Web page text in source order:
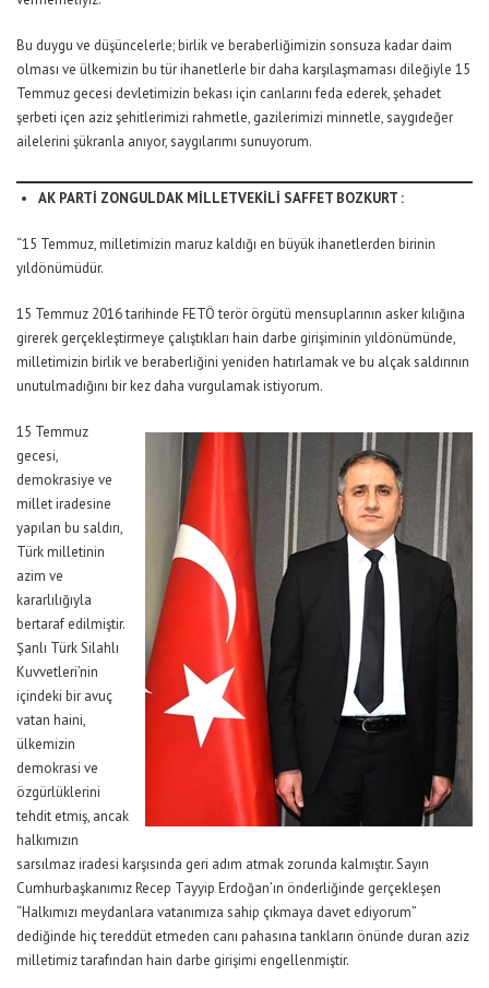
Bu duygu ve düşüncelerle; birlik ve beraberliğimizin sonsuza kadar daim
olması ve ülkemizin bu tür ihanetlerle bir daha karşılaşmaması dileğiyle 15
Temmuz gecesi devletimizin bekası için canlarını feda ederek, şehadet
şerbeti içen aziz şehitlerimizi rahmetle, gazilerimizi minnetle, saygıdeğer
ailelerini şükranla anıyor, saygılarımı sunuyorum.
AK PARTİ ZONGULDAK MİLLETVEKİLİ SAFFET BOZKURT :
“15 Temmuz, milletimizin maruz kaldığı en büyük ihanetlerden birinin
yıldönümüdür.
15 Temmuz 2016 tarihinde FETÖ terör örgütü mensuplarının asker kılığına
girerek gerçekleştirmeye çalıştıkları hain darbe girişiminin yıldönümünde,
milletimizin birlik ve beraberliğini yeniden hatırlamak ve bu alçak saldırının
unutulmadığını bir kez daha vurgulamak istiyorum.
15 Temmuz
gecesi,
demokrasiye ve
millet iradesine
yapılan bu saldırı,
Türk milletinin
azim ve
kararlılığıyla
bertaraf edilmiştir.
Şanlı Türk Silahlı
Kuvvetleri’nin
içindeki bir avuç
vatan haini,
ülkemizin
demokrasi ve
özgürlüklerini
tehdit etmiş, ancak
halkımızın
sarsılmaz iradesi karşısında geri adım atmak zorunda kalmıştır. Sayın
Cumhurbaşkanımız Recep Tayyip Erdoğan’ın önderliğinde gerçekleşen
“Halkımızı meydanlara vatanımıza sahip çıkmaya davet ediyorum”
dediğinde hiç tereddüt etmeden canı pahasına tankların önünde duran aziz
milletimiz tarafından hain darbe girişimi engellenmiştir.